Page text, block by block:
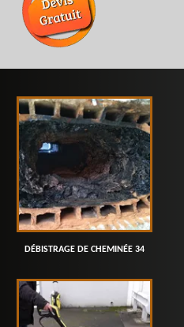
DÉBISTRAGE DE CHEMINÉE 34